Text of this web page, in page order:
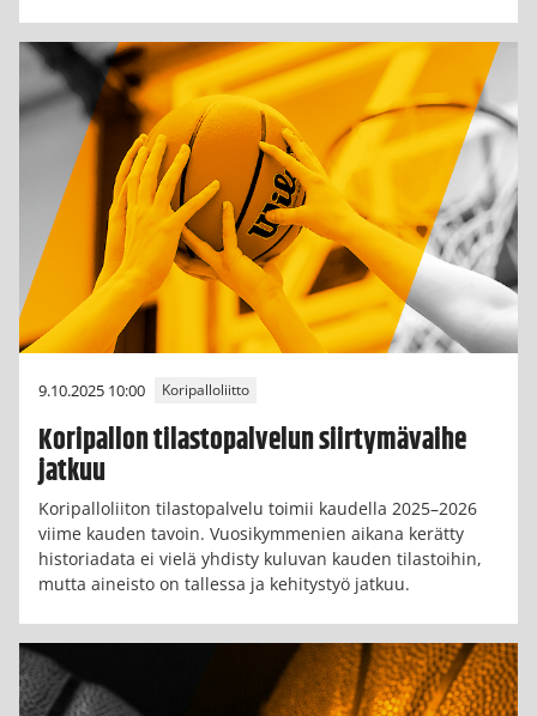
9.10.2025 10:00 Koripalloliitto
Koripallon tilastopalvelun siirtymävaihe
jatkuu
Koripalloliiton tilastopalvelu toimii kaudella 2025–2026
viime kauden tavoin. Vuosikymmenien aikana kerätty
historiadata ei vielä yhdisty kuluvan kauden tilastoihin,
mutta aineisto on tallessa ja kehitystyö jatkuu.